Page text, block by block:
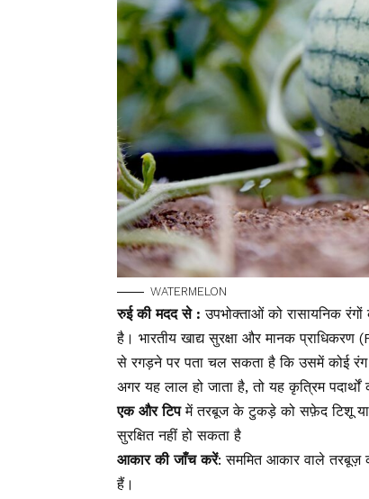
WATERMELON
रुई की मदद से :उपभोक्ताओं को रासायनिक
है। भारतीय खाद्य सुरक्षा और मानक
से रगड़ने पर पता चल सकता है कि उसमें कोई रंग
अगर यह लाल हो जाता है, तो यह कृत्रिम पदार्थों
एक और टिपमें तरबूज के टुकड़े को सफ़ेद टिशू या
सुरक्षित नहीं हो सकता है
आकार की जाँच करें: सममित आकार वाले
हैं।